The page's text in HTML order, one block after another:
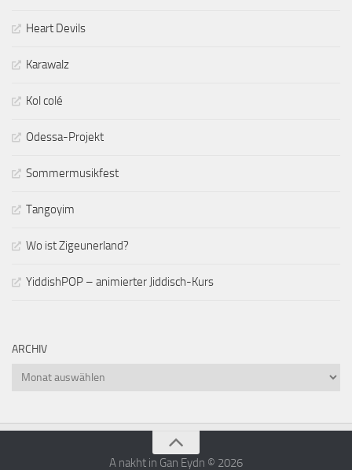
Heart Devils
Karawalz
Kol colé
Odessa-Projekt
Sommermusikfest
Tangoyim
Wo ist Zigeunerland?
YiddishPOP – animierter Jiddisch-Kurs
ARCHIV
Archiv
A nakht in Gan Eydn © 2026